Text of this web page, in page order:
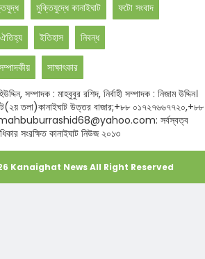
মুক্তিযুদ্ধে কানাইঘাট ফটো সংবাদ
ঐতিহ্য ইতিহাস নিবন্ধ
সাক্ষাৎকার
সম্পাদক : মাহবুবুর রশিদ, নির্বাহী সম্পাদক : নিজাম উদ্দিন।
তলা)কানাইঘাট উত্তর বাজার;+৮৮ ০১৭২৭৬৬৭৭২০,+৮৮
:mahbuburrashid68@yahoo.com: সর্বস্বত্ব
সংরক্ষিত কানাইঘাট নিউজ ২০১৩
Kanaighat NewsAll Right Reserved